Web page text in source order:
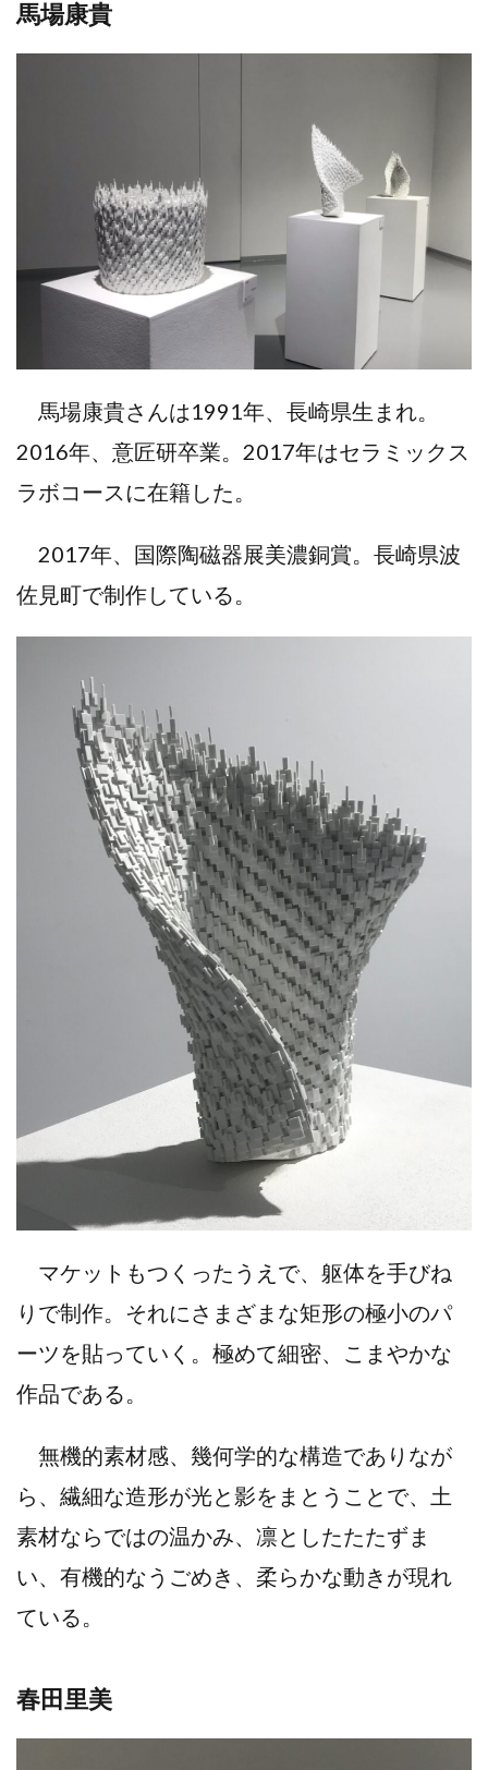
馬場康貴
馬場康貴さんは1991年、長崎県生まれ。
2016年、意匠研卒業。2017年はセラミックス
ラボコースに在籍した。
2017年、国際陶磁器展美濃銅賞。長崎県波
佐見町で制作している。
マケットもつくったうえで、躯体を手びね
りで制作。それにさまざまな矩形の極小のパ
ーツを貼っていく。極めて細密、こまやかな
作品である。
無機的素材感、幾何学的な構造でありなが
ら、繊細な造形が光と影をまとうことで、土
素材ならではの温かみ、凛としたたたずま
い、有機的なうごめき、柔らかな動きが現れ
ている。
春田里美